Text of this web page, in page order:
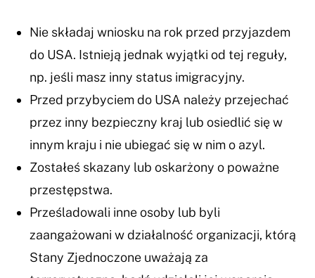
Nie składaj wniosku na rok przed przyjazdem
do USA. Istnieją jednak wyjątki od tej reguły,
np. jeśli masz inny status imigracyjny.
Przed przybyciem do USA należy przejechać
przez inny bezpieczny kraj lub osiedlić się w
innym kraju i nie ubiegać się w nim o azyl.
Zostałeś skazany lub oskarżony o poważne
przestępstwa.
Prześladowali inne osoby lub byli
zaangażowani w działalność organizacji, którą
Stany Zjednoczone uważają za